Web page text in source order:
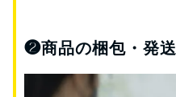
❷商品の梱包・発送